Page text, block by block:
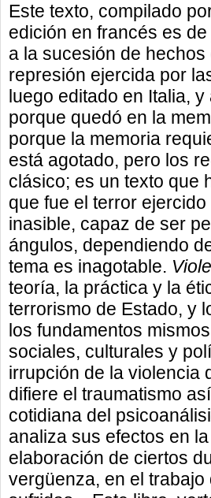
Este texto, compilado
edición en francés es
a la sucesión de
represión ejercida por
luego editado en Italia,
porque quedó en la
porque la memoria
está agotado, pero los
clásico; es un texto que
que fue el terror
inasible, capaz de ser
ángulos, dependiendo
tema es inagotable.
teoría, la práctica y la
terrorismo de Estado, y
los fundamentos
sociales, culturales y
irrupción de la violencia
difiere el traumatismo
cotidiana del
analiza sus efectos en
elaboración de ciertos
vergüenza, en el